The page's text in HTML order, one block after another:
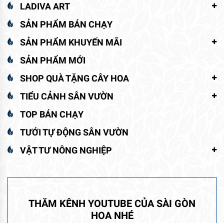
LADIVA ART
SẢN PHẨM BÁN CHẠY
SẢN PHẨM KHUYẾN MÃI
SẢN PHẨM MỚI
SHOP QUÀ TẶNG CÂY HOA
TIỂU CẢNH SÂN VƯỜN
TOP BÁN CHẠY
TƯỚI TỰ ĐỘNG SÂN VƯỜN
VẬT TƯ NÔNG NGHIỆP
THĂM KÊNH YOUTUBE CỦA SÀI GÒN
HOA NHÉ